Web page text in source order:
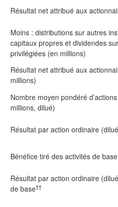
Résultat net attribué aux
Moins : distributions sur autres
capitaux propres et dividendes
privilégiées (en millions)
Résultat net attribué aux
millions)
Nombre moyen pondéré
millions, dilué)
Résultat par action ordinaire
Bénéfice tiré des activités de base
Résultat par action ordinaire
de base††